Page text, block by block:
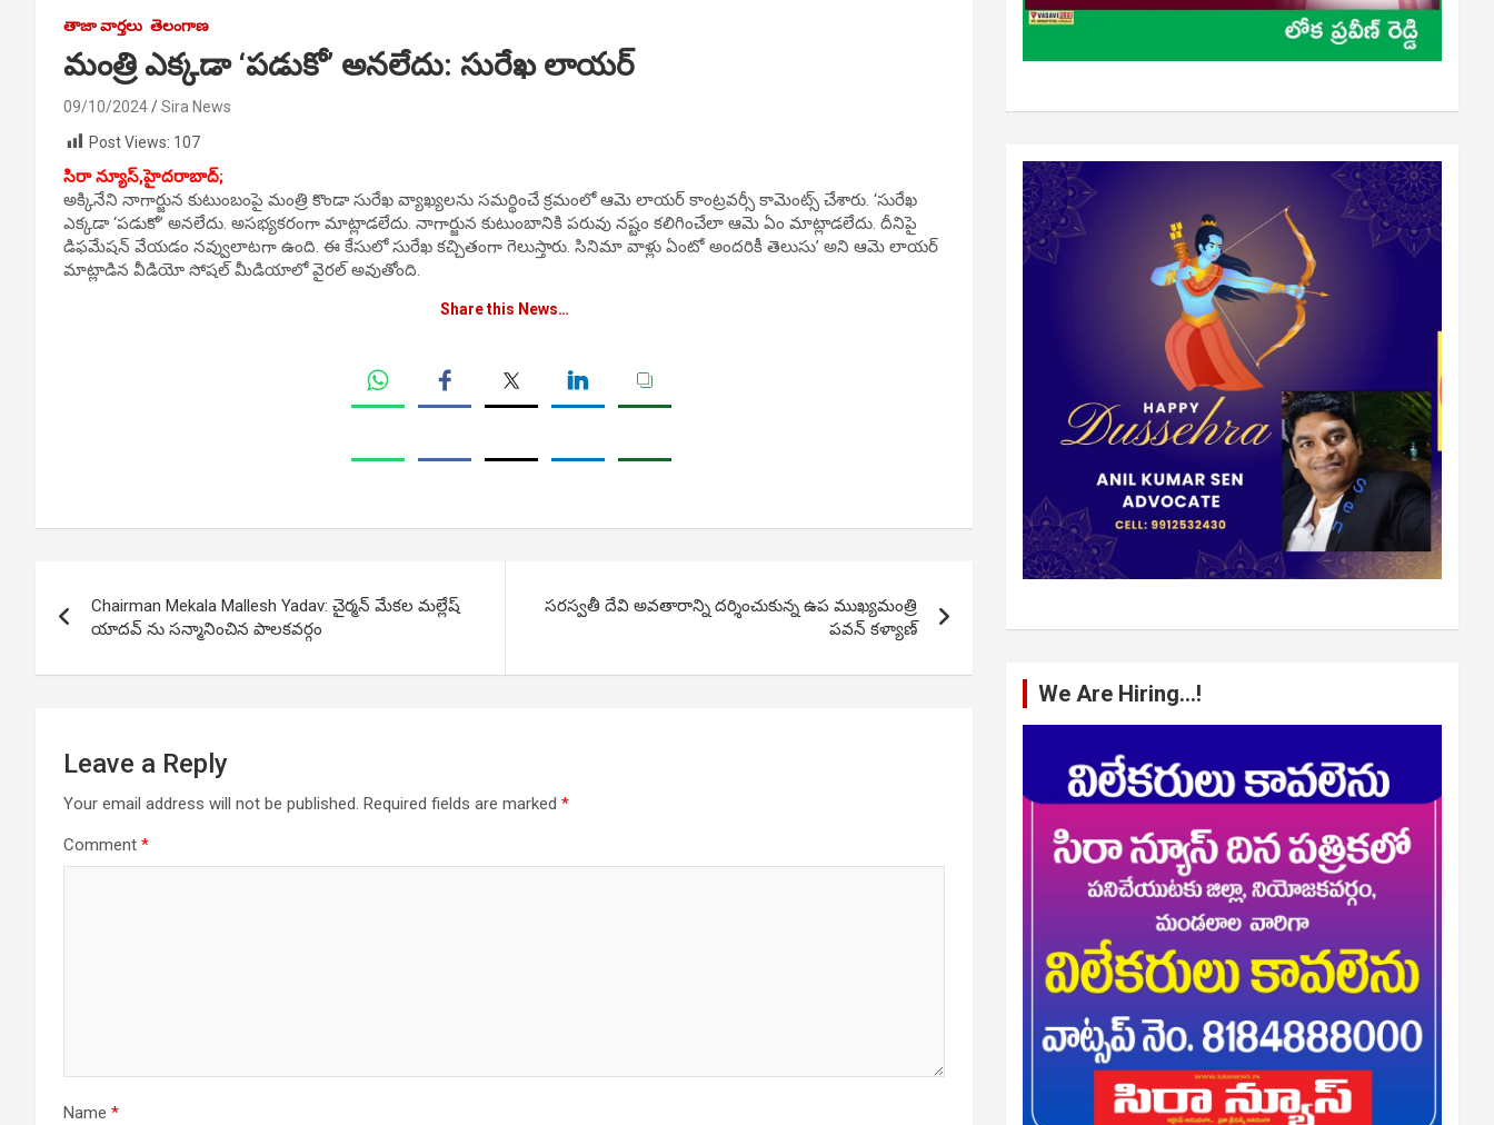
తాజా వార్తలు తెలంగాణ
మంత్రి ఎక్కడా ‘పడుకో’ అనలేదు: సురేఖ లాయర్
09/10/2024
Sira News
Post Views: 107
సిరా న్యూస్,హైదరాబాద్;
అక్కినేని నాగార్జున కుటుంబంపై మంత్రి కొండా సురేఖ వ్యాఖ్యలను సమర్థించే క్రమంలో ఆమె లాయర్ కాంట్రవర్సీ కామెంట్స్ చేశారు. ‘సురేఖ
ఎక్కడా ‘పడుకో’ అనలేదు. అసభ్యకరంగా మాట్లాడలేదు. నాగార్జున కుటుంబానికి పరువు నష్టం కలిగించేలా ఆమె ఏం మాట్లాడలేదు. దీనిపై
డిఫమేషన్ వేయడం నవ్వులాటగా ఉంది. ఈ కేసులో సురేఖ కచ్చితంగా గెలుస్తారు. సినిమా వాళ్లు ఏంటో అందరికీ తెలుసు’ అని ఆమె లాయర్
మాట్లాడిన వీడియో సోషల్ మీడియాలో వైరల్ అవుతోంది.
Share this News…
navigation
Chairman Mekala Mallesh Yadav: చైర్మన్ మేకల మల్లేష్
యాదవ్ ను సన్మానించిన పాలకవర్గం
సరస్వతీ దేవి అవతారాన్ని దర్శించుకున్న ఉప ముఖ్యమంత్రి
పవన్ కళ్యాణ్
Leave a Reply
Your email address will not be published. Required fields are marked *
Comment *
Name *
We Are Hiring…!